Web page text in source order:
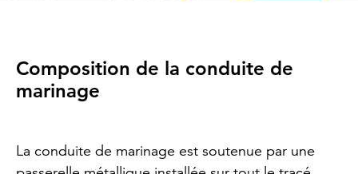
Composition de la conduite de
marinage
La conduite de marinage est soutenue par une